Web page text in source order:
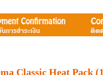
Classic Heat Pack (1